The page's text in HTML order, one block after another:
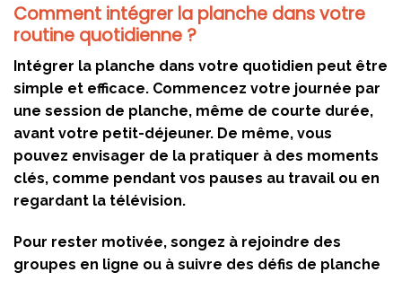
Comment intégrer la planche dans votre
routine quotidienne ?
Intégrer la planche dans votre quotidien peut être
simple et efficace. Commencez votre journée par
une session de planche, même de courte durée,
avant votre petit-déjeuner. De même, vous
pouvez envisager de la pratiquer à des moments
clés, comme pendant vos pauses au travail ou en
regardant la télévision.
Pour rester motivée, songez à rejoindre des
groupes en ligne ou à suivre des défis de planche